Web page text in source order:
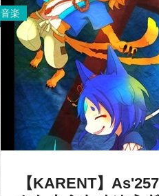
音楽
【KARENT】